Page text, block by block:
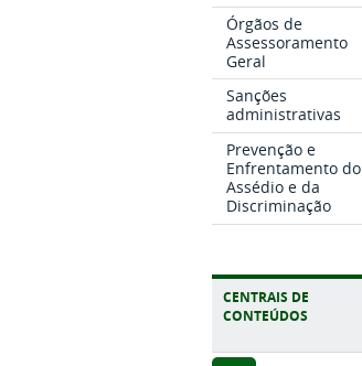
Órgãos de
Assessoramento
Geral
Sanções
administrativas
Prevenção e
Enfrentamento do
Assédio e da
Discriminação
CENTRAIS DE
CONTEÚDOS